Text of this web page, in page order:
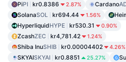
PiPI kr0.8386 2.87% Cardano
SolanaSOL kr694.44 1.56%
HyperliquidHYPE kr530.31 0.90%
ZcashZEC kr4,781.42 1.24%
Shiba InuSHIB kr0.00004402 4.26%
SKYAISKYAI kr0.8851 25.27%